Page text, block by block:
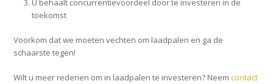
U behaalt concurrentievoordeel door te investeren in de
toekomst
Voorkom dat we moeten vechten om laadpalen en ga de
schaarste tegen!
Wilt u meer redenen om in laadpalen te investeren? Neemcontact